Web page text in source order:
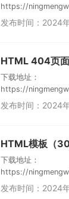
https://
发布时间：2024
HTML 404页
下载地址：
https://
发布时间：2024
HTML模板（30
下载地址：
https://
发布时间：2024